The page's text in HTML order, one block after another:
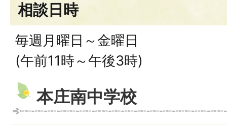
相談日時
毎週月曜日～金曜日
(午前11時～午後3時)
本庄南中学校